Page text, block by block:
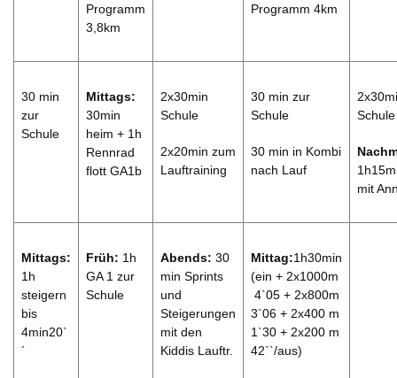
Programm
3,8km
Programm 4km
30 min
zur
Schule
Mittags:
30min
heim + 1h
Rennrad
flott GA1b
2x30min
Schule
2x20min zum
Lauftraining
30 min zur
Schule
30 min in Kombi
nach Lauf
Schule
mit
Mittags:
1h
steigern
bis
4min20`
´
Früh: 1h
GA 1 zur
Schule
Abends: 30
min Sprints
und
Steigerungen
mit den
Kiddis Lauftr.
Mittag:1h30min
(ein + 2x1000m
4`05 + 2x800m
3`06 + 2x400 m
1`30 + 2x200 m
42``/aus)